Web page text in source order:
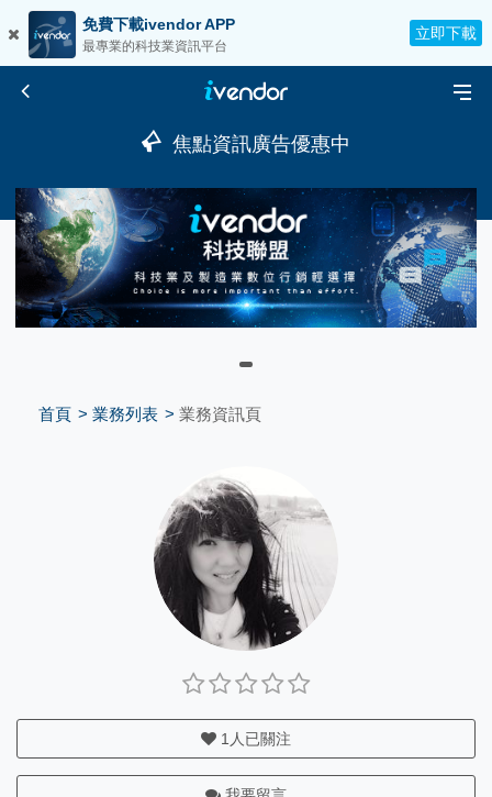
免費下載ivendor APP
最專業的科技業資訊平台
立即下載
焦點資訊廣告優惠中
首頁 業務列表 業務資訊頁
1 人已關注